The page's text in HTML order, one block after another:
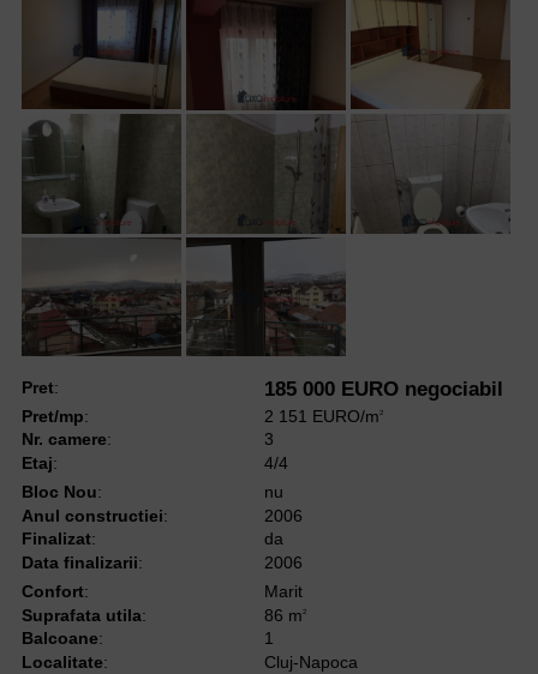
Pret: 185 000 EURO negociabil
Pret/mp: 2 151 EURO/m2
Nr. camere:
3
Etaj:
4/4
Bloc Nou:
nu
Anul constructiei:
2006
Finalizat:
da
Data finalizarii:
2006
Confort:
Marit
Suprafata utila: 86 m2
Balcoane:
1
Localitate:
Cluj-Napoca